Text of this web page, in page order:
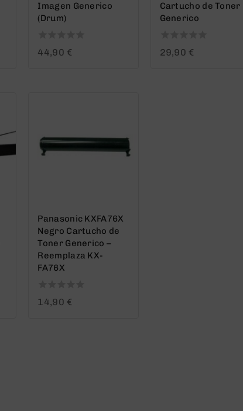
Imagen Generico
(Drum)
0
44,90 €
Cartucho de Toner
Generico
0
29,90 €
Panasonic KXFA76X
Negro Cartucho de
Toner Generico –
Reemplaza KX-
FA76X
014,90 €